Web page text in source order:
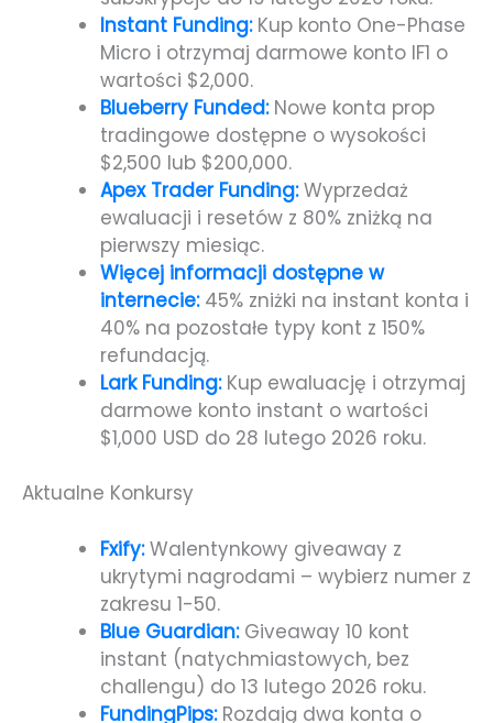
Instant Funding:Kup konto One-Phase
Micro i otrzymaj darmowe konto IF1 o
wartości $2,000.
Blueberry Funded:Nowe konta prop
tradingowe dostępne o wysokości
$2,500 lub $200,000.
Apex Trader Funding:Wyprzedaż
ewaluacji i resetów z 80% zniżką na
pierwszy miesiąc.
Więcej informacji dostępne w
internecie:45% zniżki na instant konta i
40% na pozostałe typy kont z 150%
refundacją.
Lark Funding:Kup ewaluację i otrzymaj
darmowe konto instant o wartości
$1,000 USD do 28 lutego 2026 roku.
Aktualne Konkursy
Fxify:Walentynkowy giveaway z
ukrytymi nagrodami – wybierz numer z
zakresu 1-50.
Blue Guardian:Giveaway 10 kont
instant (natychmiastowych, bez
challengu) do 13 lutego 2026 roku.
FundingPips:Rozdają dwa konta o